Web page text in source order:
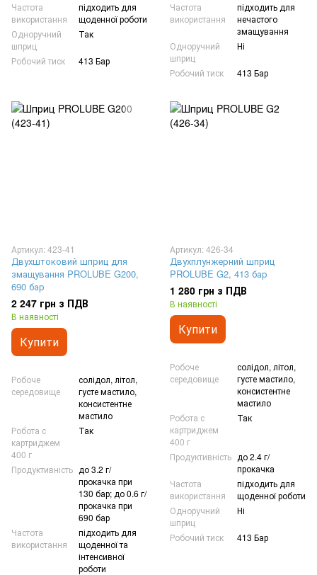
Частота
використання
підходить для
щоденної роботи
Одноручний
шприц
Так
Робочий тиск 413 Бар
Частота
використання
підходить для
нечастого
змащування
Одноручний
шприц
Ні
Робочий тиск 413 Бар
Артикул: 423-41
Двухштоковий шприц для
змащування PROLUBE G200,
690 бар
2 247 грн з ПДВ
В наявності
Купити
Робоче
середовище
солідол, літол,
густе мастило,
консистентне
мастило
Робота с
картриджем
400 г
Так
Продуктивність до 3.2 г/
прокачка при
130 бар; до 0.6 г/
прокачка при
690 бар
Частота
використання
підходить для
щоденної та
інтенсивної
роботи
Артикул: 426-34
Двухплунжерний шприц
PROLUBE G2, 413 бар
1 280 грн з ПДВ
В наявності
Купити
Робоче
середовище
солідол, літол,
густе мастило,
консистентне
мастило
Робота с
картриджем
400 г
Так
Продуктивність до 2.4 г/
прокачка
Частота
використання
підходить для
щоденної роботи
Одноручний
шприц
Ні
Робочий тиск 413 Бар